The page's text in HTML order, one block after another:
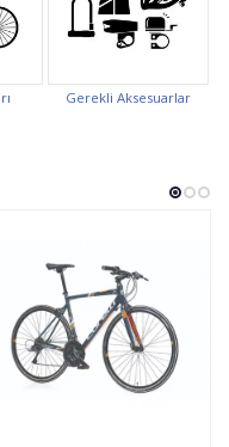
Gerekli Aksesuarlar